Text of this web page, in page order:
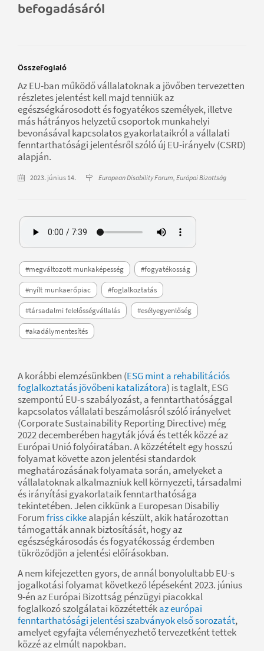
befogadásáról
Összefoglaló
Az EU-ban működő vállalatoknak a jövőben tervezetten
részletes jelentést kell majd tenniük az
egészségkárosodott és fogyatékos személyek, illetve
más hátrányos helyzetű csoportok munkahelyi
bevonásával kapcsolatos gyakorlataikról a vállalati
fenntarthatósági jelentésről szóló új EU-irányelv (CSRD)
alapján.
2023. június 14. European Disability Forum, Európai Bizottság
#megváltozott munkaképesség #fogyatékosság
#nyílt munkaerőpiac #foglalkoztatás
#társadalmi felelősségvállalás #esélyegyenlőség
#akadálymentesítés
A korábbi elemzésünkben (ESG mint a rehabilitációs
foglalkoztatás jövőbeni katalizátora) is taglalt, ESG
szempontú EU-s szabályozást, a fenntarthatósággal
kapcsolatos vállalati beszámolásról szóló irányelvet
(Corporate Sustainability Reporting Directive) még
2022 decemberében hagyták jóvá és tették közzé az
Európai Unió folyóiratában. A közzétételt egy hosszú
folyamat követte azon jelentési standardok
meghatározásának folyamata során, amelyeket a
vállalatoknak alkalmazniuk kell környezeti, társadalmi
és irányítási gyakorlataik fenntarthatósága
tekintetében. Jelen cikkünk a Europesan Disabiliy
Forumfriss cikkealapján készült, akik határozottan
támogatták annak biztosítását, hogy az
egészségkárosodás és fogyatékosság érdemben
tükröződjön a jelentési előírásokban.
A nem kifejezetten gyors, de annál bonyolultabb EU-s
jogalkotási folyamat következő lépéseként 2023. június
9-én az Európai Bizottság pénzügyi piacokkal
foglalkozó szolgálatai közzétettékaz európai
fenntarthatósági jelentési szabványok első sorozatát,
amelyet egyfajta véleményezhető tervezetként tettek
közzé az elmúlt napokban.